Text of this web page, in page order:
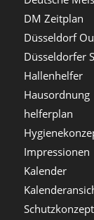
DM Zeitplan
Düsseldorf
Düsseldorfer
Hallenhelfer
Hausordnung
helferplan
Impressionen
Kalender